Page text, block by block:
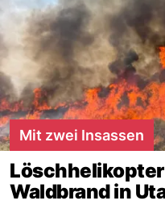
Mit zwei Insassen
Waldbrand in